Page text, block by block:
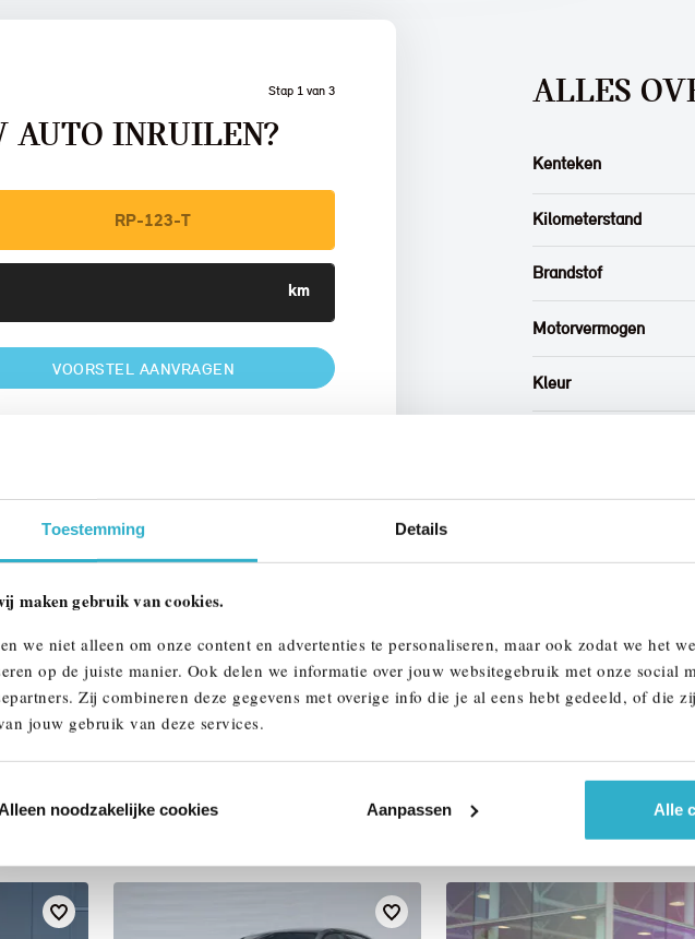
Toestemming Details
maken gebruik van cookies.
we niet alleen om onze content en advertenties te personaliseren, maar ook zodat we het
op de juiste manier. Ook delen we informatie over jouw websitegebruik met onze social
Zij combineren deze gegevens met overige info die je al eens hebt gedeeld, of die
jouw gebruik van deze services.
noodzakelijke cookies Aanpassen Alle
Stap 1 van 3
AUTO INRUILEN?
VOORSTEL AANVRAGEN
meer over uw auto
ALLES
Kenteken
Kilometerstand
Brandstof
Motorvermogen
Kleur